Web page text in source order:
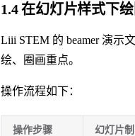
1.4 在幻灯片样式下绘
Liii STEM 的 beamer 演示
绘、圈画重点。
操作流程如下：
操作步骤 幻灯片